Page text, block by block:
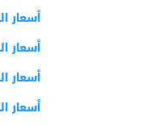
أسعار
أسعار
أسعار
أسعار